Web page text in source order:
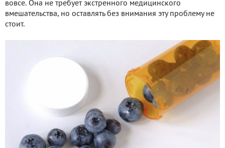
вовсе. Она не требует экстренного медицинского
вмешательства, но оставлять без внимания эту проблему не
стоит.